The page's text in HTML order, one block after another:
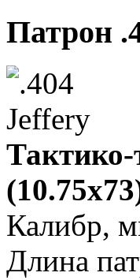
Патрон
Тактико-
Калибр,
Длина